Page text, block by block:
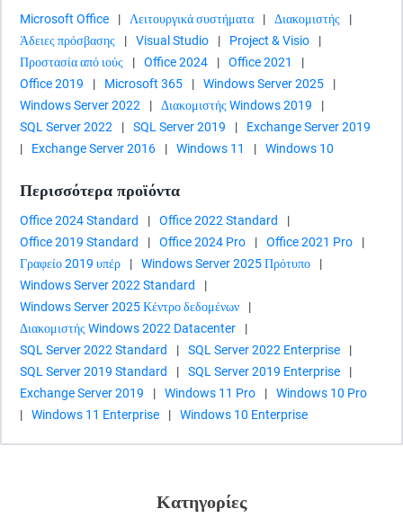
Microsoft Office | Λειτουργικά συστήματα | Διακομιστής
|
Άδειες πρόσβασης
| Visual Studio | Project & Visio
|
Προστασία από ιούς
| Office 2024 | Office 2021
|
Office 2019
| Microsoft 365 | Windows Server 2025
|
Windows Server 2022
| Διακομιστής Windows 2019
|
SQL Server 2022
| SQL Server 2019 |
Exchange Server 2019
|
Exchange Server 2016 | Windows 11 | Windows 10
Περισσότερα προϊόντα
Office 2024 Standard | Office 2022 Standard
|
Office 2019 Standard
| Office 2024 Pro | Office 2021 Pro
|
Γραφείο 2019 υπέρ
| Windows Server 2025 Πρότυπο
|
Windows Server 2022 Standard
|
Windows Server 2025 Κέντρο δεδομένων
|
Διακομιστής Windows 2022 Datacenter
|
SQL Server 2022 Standard
| SQL Server 2022 Enterprise
|
SQL Server 2019 Standard
| SQL Server 2019 Enterprise
|
Exchange Server 2019
| Windows 11 Pro |
Windows 10 Pro
|
Windows 11 Enterprise | Windows 10 Enterprise
Κατηγορίες